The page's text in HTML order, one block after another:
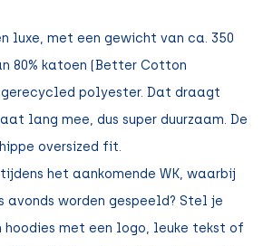
luxe, met een gewicht van ca. 350
80% katoen (Better Cotton
polyester. Dat draagt
lang mee, dus super duurzaam. De
oversized fit.
het aankomende WK, waarbij
avonds worden gespeeld? Stel je
hoodies met een logo, leuke tekst of